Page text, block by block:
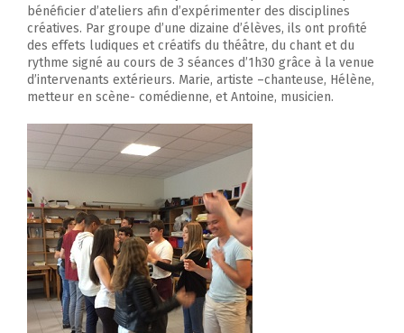
bénéficier d’ateliers afin d’expérimenter des disciplines
créatives. Par groupe d’une dizaine d’élèves, ils ont profité
des effets ludiques et créatifs du théâtre, du chant et du
rythme signé au cours de 3 séances d’1h30 grâce à la venue
d’intervenants extérieurs. Marie, artiste –chanteuse, Hélène,
metteur en scène- comédienne, et Antoine, musicien.